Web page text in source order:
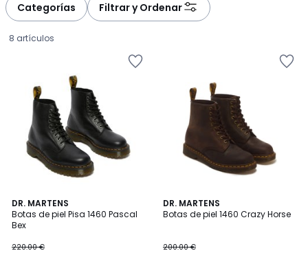
Categorías Filtrar y Ordenar
8 artículos
DR. MARTENS
Botas de piel Pisa 1460 Pascal
Bex
220.00 €
5
/
5
DR. MARTENS
Botas de piel 1460 Crazy Horse
200.00 €
4,8
/ 5